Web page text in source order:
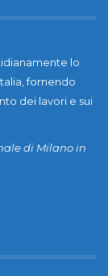
lo
fornendo
dei lavori e sui
di Milano in